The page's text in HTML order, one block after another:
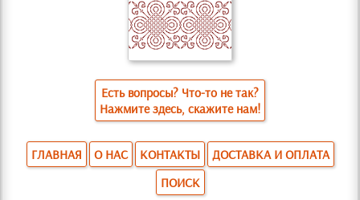
Есть вопросы? Что-то не так?
Нажмите здесь, скажите нам!
ГЛАВНАЯ О НАС КОНТАКТЫ
ДОСТАВКА И ОПЛАТА
ПОИСК